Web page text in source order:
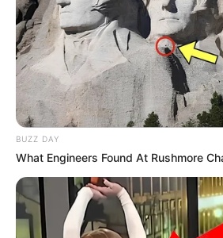
Serem! 9 Chat Ojek Online &
Pelanggan Ini Bikin Auto
BUZZ DAY
What Engineers Found At Rushmore